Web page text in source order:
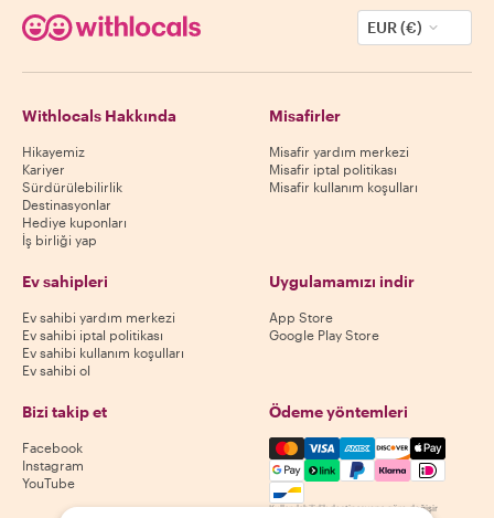
EUR (€)
Withlocals Hakkında
Hikayemiz
Kariyer
Sürdürülebilirlik
Destinasyonlar
Hediye kuponları
İş birliği yap
Misafirler
Misafir yardım merkezi
Misafir iptal politikası
Misafir kullanım koşulları
Ev sahipleri
Ev sahibi yardım merkezi
Ev sahibi iptal politikası
Ev sahibi kullanım koşulları
Ev sahibi ol
Uygulamamızı indir
App Store
Google Play Store
Bizi takip et
Facebook
Instagram
YouTube
Ödeme yöntemleri
Mastercard, Visa, Amex,
Kullanılabilirlik destinasyona göre değişir